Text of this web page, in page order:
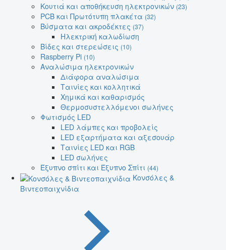
Κουτιά και αποθήκευση ηλεκτρονικών (23)
PCB και Πρωτότυπη πλακέτα (32)
Βύσματα και ακροδέκτες (37)
Ηλεκτρική καλωδίωση
Βίδες και στερεώσεις (10)
Raspberry Pi (10)
Αναλώσιμα ηλεκτρονικών
Διάφορα αναλώσιμα
Ταινίες και κολλητικά
Χημικά και καθαρισμός
Θερμοσυστελλόμενοι σωλήνες
Φωτισμός LED
LED λάμπες και προβολείς
LED εξαρτήματα και αξεσουάρ
Ταινίες LED και RGB
LED σωλήνες
Έξυπνο σπίτι και Έξυπνο Σπίτι (44)
Κονσόλες &
Βιντεοπαιχνίδια